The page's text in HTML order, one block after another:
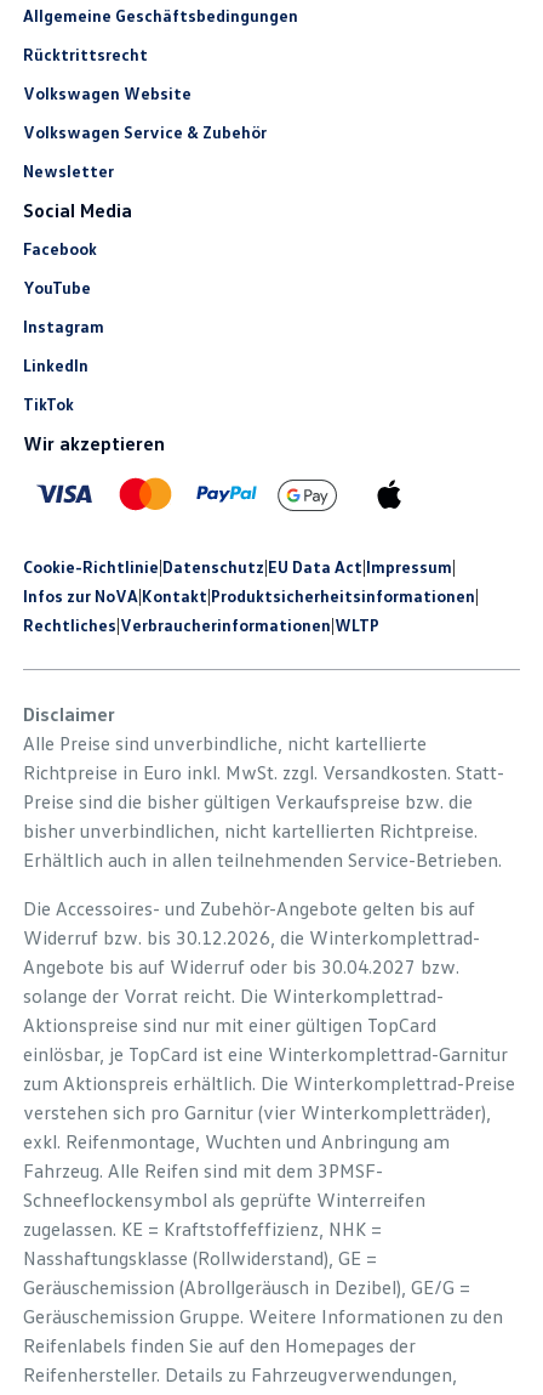
Allgemeine Geschäftsbedingungen
Rücktrittsrecht
Volkswagen Website
Volkswagen Service & Zubehör
Newsletter
Social Media
Facebook
YouTube
Instagram
LinkedIn
TikTok
Wir akzeptieren
Cookie-Richtlinie|Datenschutz|EU Data Act|Impressum|
Infos zur NoVA|Kontakt|Produkt­sicherheits­informationen|
Rechtliches|Verbraucherinformationen|WLTP
Disclaimer
Alle Preise sind unverbindliche, nicht kartellierte
Richtpreise in Euro inkl. MwSt. zzgl. Versandkosten. Statt-
Preise sind die bisher gültigen Verkaufspreise bzw. die
bisher unverbindlichen, nicht kartellierten Richtpreise.
Erhältlich auch in allen teilnehmenden Service-Betrieben.
Die Accessoires- und Zubehör-Angebote gelten bis auf
Widerruf bzw. bis 30.12.2026, die Winterkomplettrad-
Angebote bis auf Widerruf oder bis 30.04.2027 bzw.
solange der Vorrat reicht. Die Winterkomplettrad-
Aktionspreise sind nur mit einer gültigen TopCard
einlösbar, je TopCard ist eine Winterkomplettrad-Garnitur
zum Aktionspreis erhältlich. Die Winterkomplettrad-Preise
verstehen sich pro Garnitur (vier Winterkompletträder),
exkl. Reifenmontage, Wuchten und Anbringung am
Fahrzeug. Alle Reifen sind mit dem 3PMSF-
Schneeflockensymbol als geprüfte Winterreifen
zugelassen. KE = Kraftstoffeffizienz, NHK =
Nasshaftungsklasse (Rollwiderstand), GE =
Geräuschemission (Abrollgeräusch in Dezibel), GE/G =
Geräuschemission Gruppe. Weitere Informationen zu den
Reifenlabels finden Sie auf den Homepages der
Reifenhersteller. Details zu Fahrzeugverwendungen,